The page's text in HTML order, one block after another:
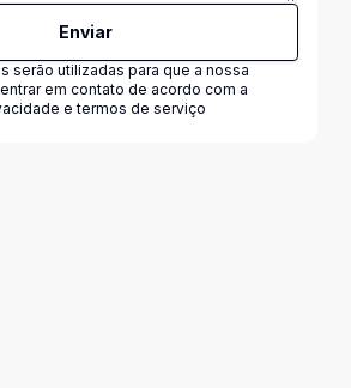
Enviar
serão utilizadas para que a nossa
em contato de acordo com a
e termos de serviço